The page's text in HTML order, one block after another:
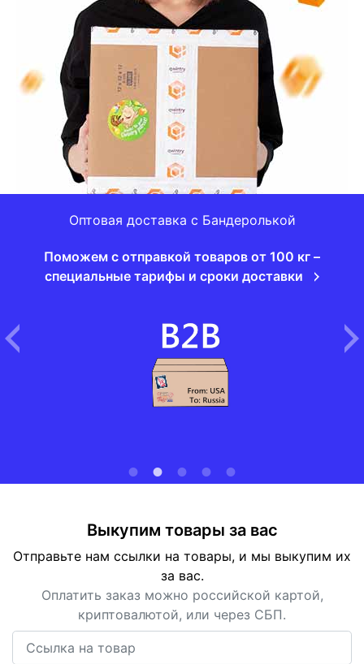
Оптовая доставка с Бандеролькой
Поможем с отправкой товаров от 100 кг –
специальные тарифы и сроки доставки
Выкупим товары за вас
Отправьте нам ссылки на товары, и мы выкупим их
за вас.
Оплатить заказ можно российской картой,
криптовалютой, или через СБП.